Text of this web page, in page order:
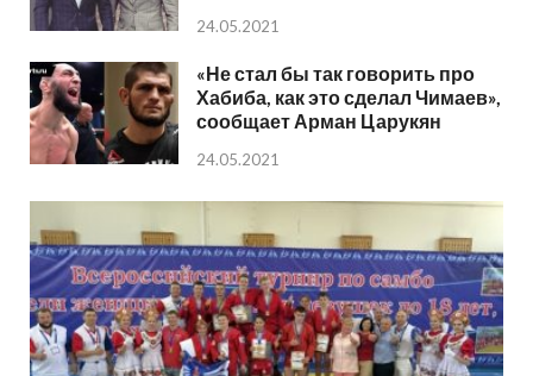
24.05.2021
«Не стал бы так говорить про
Хабиба, как это сделал Чимаев»,
сообщает Арман Царукян
24.05.2021